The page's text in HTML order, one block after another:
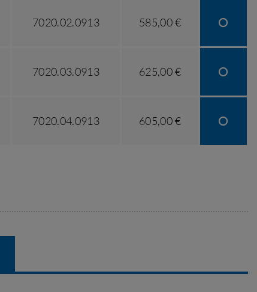
7020.02.0913 585,00 €
7020.03.0913 625,00 €
7020.04.0913 605,00 €